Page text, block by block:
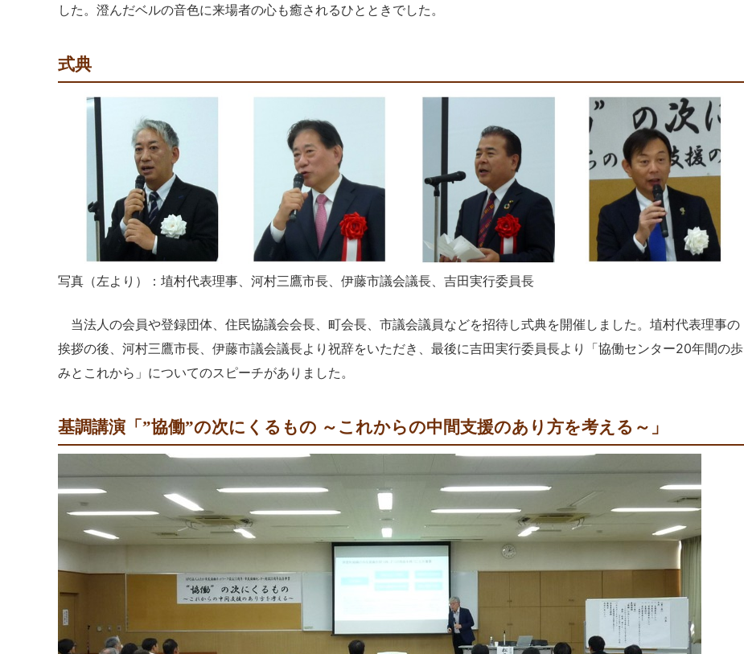
した。澄んだベルの音色に来場者の心も癒されるひとときでした。
式典
写真（左より）：埴村代表理事、河村三鷹市長、伊藤市議会議長、吉田実行委員長
当法人の会員や登録団体、住民協議会会長、町会長、市議会議員などを招待し式典を開催しました。埴村代表理事の
挨拶の後、河村三鷹市長、伊藤市議会議長より祝辞をいただき、最後に吉田実行委員長より「協働センター20年間の歩
みとこれから」についてのスピーチがありました。
基調講演「”協働”の次にくるもの ～これからの中間支援のあり方を考える～」